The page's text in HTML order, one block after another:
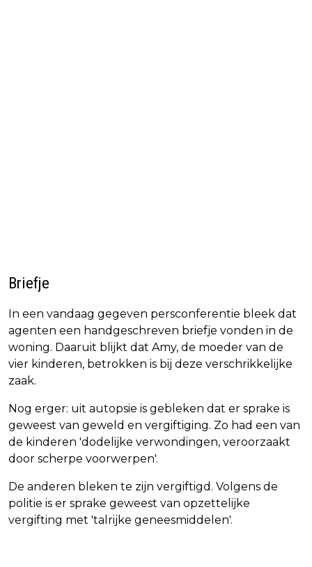
Briefje
In een vandaag gegeven persconferentie bleek dat
agenten een handgeschreven briefje vonden in de
woning. Daaruit blijkt dat Amy, de moeder van de
vier kinderen, betrokken is bij deze verschrikkelijke
zaak.
Nog erger: uit autopsie is gebleken dat er sprake is
geweest van geweld en vergiftiging. Zo had een van
de kinderen 'dodelijke verwondingen, veroorzaakt
door scherpe voorwerpen'.
De anderen bleken te zijn vergiftigd. Volgens de
politie is er sprake geweest van opzettelijke
vergifting met 'talrijke geneesmiddelen'.